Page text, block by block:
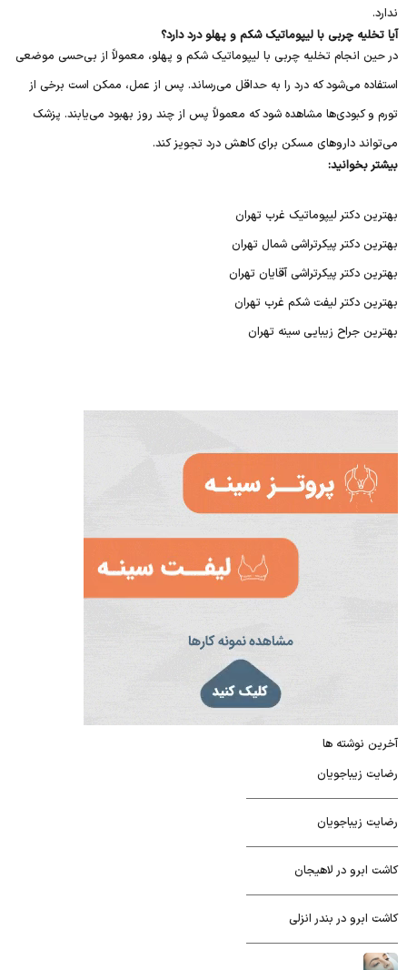
آخرین نوشته ها
رضایت زیباجویان
رضایت زیباجویان
کاشت ابرو در لاهیجان
کاشت ابرو در بندر انزلی
ندارد.
آیا تخلیه چربی با لیپوماتیک شکم و پهلو درد دارد؟
در حین انجام تخلیه چربی با لیپوماتیک شکم و پهلو، معمولاً از بی‌حسی موضعی
استفاده می‌شود که درد را به حداقل می‌رساند. پس از عمل، ممکن است برخی از
تورم و کبودی‌ها مشاهده شود که معمولاً پس از چند روز بهبود می‌یابند. پزشک
می‌تواند داروهای مسکن برای کاهش درد تجویز کند.
بیشتر بخوانید:
بهترین دکتر لیپوماتیک غرب تهران
بهترین دکتر پیکرتراشی شمال تهران
بهترین دکتر پیکرتراشی آقایان تهران
بهترین دکتر لیفت شکم غرب تهران
بهترین جراح زیبایی سینه تهران